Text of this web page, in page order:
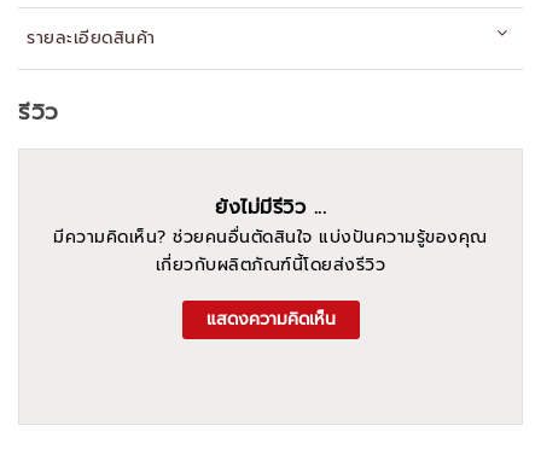
รายละเอียดสินค้า
รีวิว
ยังไม่มีรีวิว ...
มีความคิดเห็น? ช่วยคนอื่นตัดสินใจ แบ่งปันความรู้ของคุณ
เกี่ยวกับผลิตภัณฑ์นี้โดยส่งรีวิว
แสดงความคิดเห็น